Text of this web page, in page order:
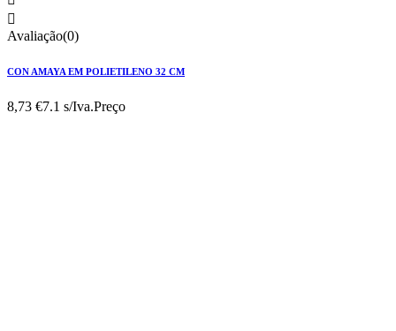

Avaliação(0)
CON AMAYA EM POLIETILENO 32 CM
8,73 €7.1 s/Iva.Preço